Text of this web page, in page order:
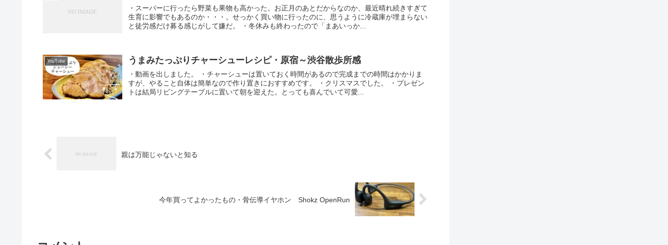
・スーパーに行ったら野菜も果物も高かった。お正月のあとだからなのか、最近晴れ続きすぎて
生育に影響でもあるのか・・・。せっかく買い物に行ったのに、思うように冷蔵庫が埋まらない
と徒労感だけ募る感じがして嫌だ。 ・冬休みも終わったので「まあいっか...
YouTube うまみたっぷりチャーシューレシピ・原宿～渋谷散歩所感
・動画を出しました。 ・チャーシューは置いておく時間があるので完成までの時間はかかりま
すが、やること自体は簡単なので作り置きにおすすめです。 ・クリスマスでした。 ・プレゼン
トは結局リビングテーブルに置いて朝を迎えた。とっても喜んでいて可愛...
親は万能じゃないと知る
今年買ってよかったもの・骨伝導イヤホン Shokz OpenRun